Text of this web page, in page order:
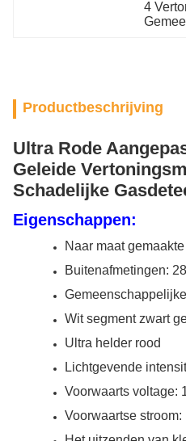
4
Productbeschrijving
Ultra Rode
Geleide
Schadelijke
Eigenschappen:
Naar maat
Buitenafmetingen:
Wit segment zwart
Ultra helder rood
Lichtgevende
Voorwaarts voltage:
Voorwaartse stroom: